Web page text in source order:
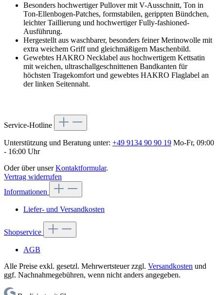
Besonders hochwertiger Pullover mit V-Ausschnitt, Ton in
Ton-Ellenbogen-Patches, formstabilen, gerippten Bündchen,
leichter Taillierung und hochwertiger Fully-fashioned-
Ausführung.
Hergestellt aus waschbarer, besonders feiner Merinowolle mit
extra weichem Griff und gleichmäßigem Maschenbild.
Gewebtes HAKRO Necklabel aus hochwertigem Kettsatin
mit weichen, ultraschallgeschnittenen Bandkanten für
höchsten Tragekomfort und gewebtes HAKRO Flaglabel an
der linken Seitennaht.
Service-Hotline
Unterstützung und Beratung unter: +49 9134 90 90 19 Mo-Fr, 09:00
- 16:00 Uhr
Oder über unserKontaktformular.
Vertrag widerrufen
Informationen
Liefer- und Versandkosten
Shopservice
AGB
Alle Preise exkl. gesetzl. Mehrwertsteuer zzgl. Versandkosten und
ggf. Nachnahmegebühren, wenn nicht anders angegeben.